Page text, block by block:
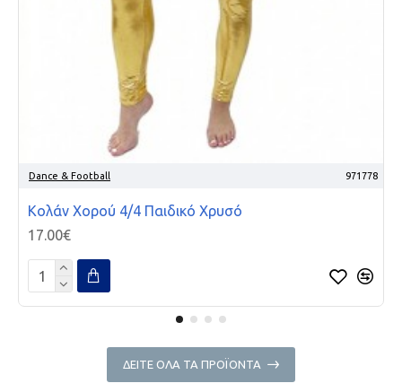
Dance & Football 971778
Κολάν Χορού 4/4 Παιδικό Χρυσό
17.00€
ΔΕΊΤΕ ΌΛΑ ΤΑ ΠΡΟΪΌΝΤΑ